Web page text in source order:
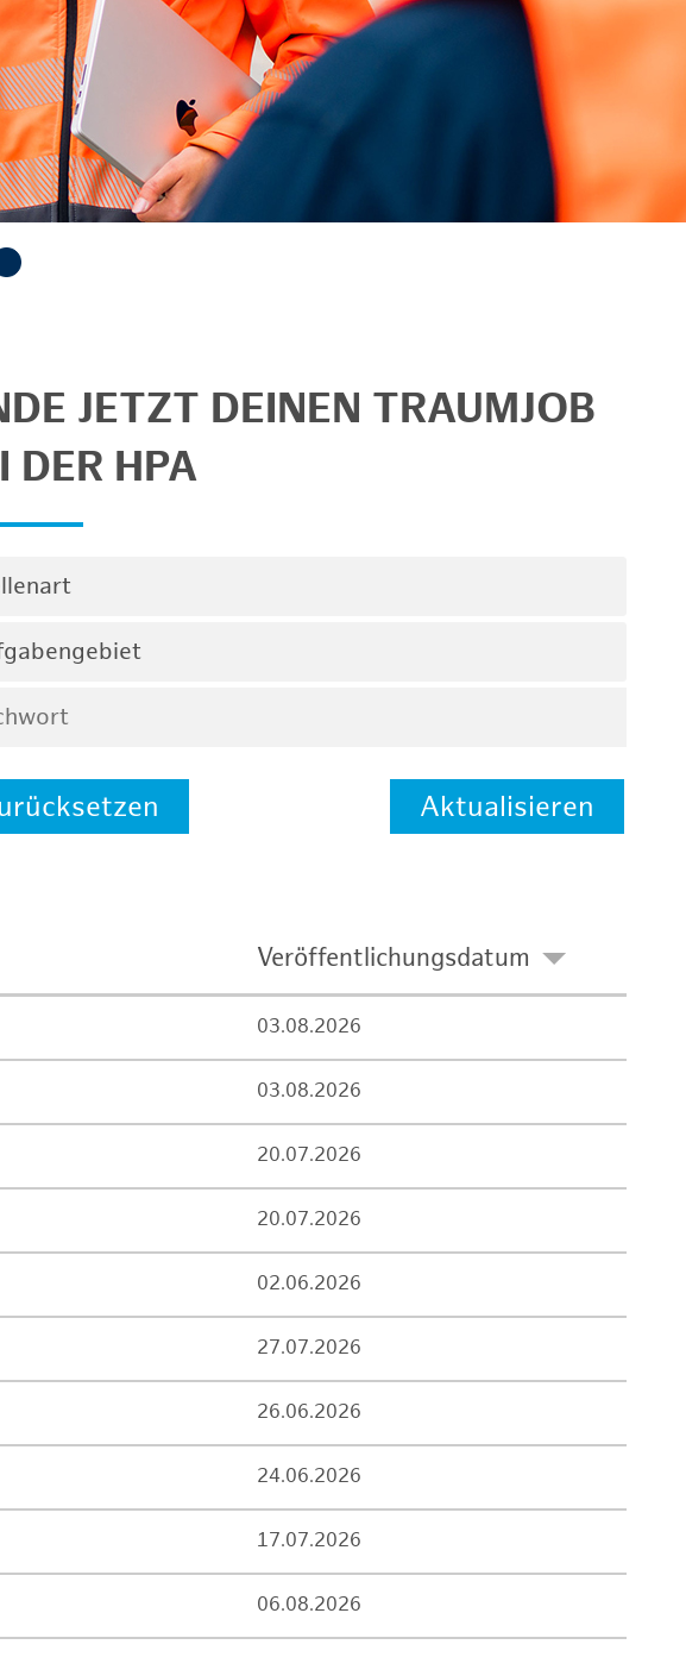
JETZT DEINEN TRAUMJOB
DER HPA
Aktualisieren
Veröffentlichungsdatum
03.08.2026
03.08.2026
20.07.2026
20.07.2026
02.06.2026
27.07.2026
26.06.2026
24.06.2026
17.07.2026
06.08.2026